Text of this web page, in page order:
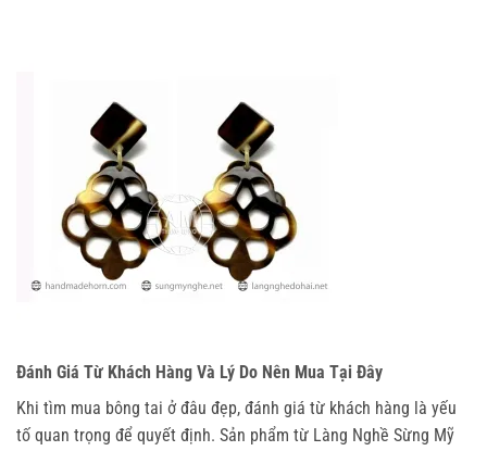
Đánh Giá Từ Khách Hàng Và Lý Do Nên Mua Tại Đây
Khi tìm mua bông tai ở đâu đẹp, đánh giá từ khách hàng là yếu
tố quan trọng để quyết định. Sản phẩm từ Làng Nghề Sừng Mỹ